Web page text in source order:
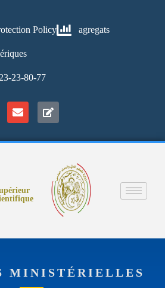
Policy agregats
23-80-77
MINISTÉRIELLES